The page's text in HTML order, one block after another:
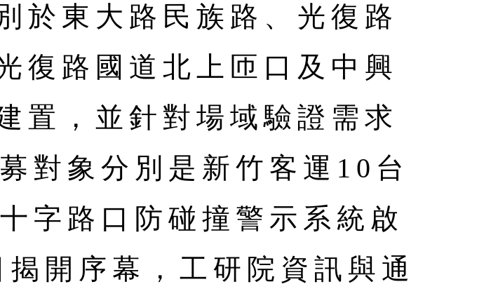
於東大路民族路、光復路
復路國道北上匝口及中興
置，並針對場域驗證需求
對象分別是新竹客運10台
字路口防碰撞警示系統啟
開序幕，工研院資訊與通